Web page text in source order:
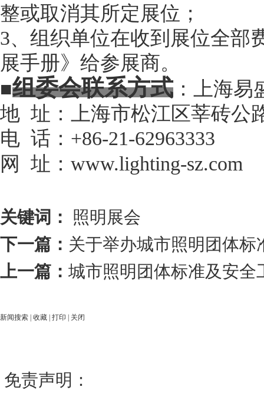
整或取消其所定展位；
3、 组织单位在收到展位全部
展手册》给参展商。
■组委会联系方式 ：上海
地 址：上海市松江区莘砖公
电 话： +86-21-62963333
网
址： www.lighting-
关键词：
照明展会
下一篇： 关于举办城市照明团体
上一篇： 城市照明团体标准及安
新闻搜索 收藏 打印 关闭
免责声明：